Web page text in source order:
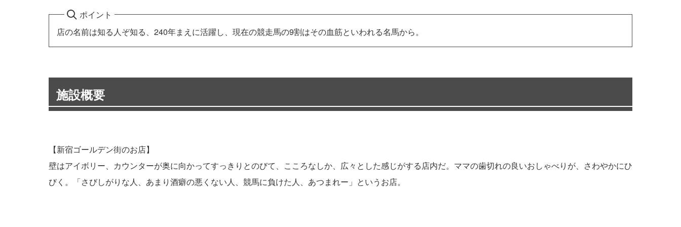
ポイント
店の名前は知る人ぞ知る、240年まえに活躍し、現在の競走馬の9割はその血筋といわれる名馬から。
施設概要
【新宿ゴールデン街のお店】
壁はアイボリー、カウンターが奥に向かってすっきりとのびて、こころなしか、広々とした感じがする店内だ。ママの歯切れの良いおしゃべりが、さわやかにひ
びく。「さびしがりな人、あまり酒癖の悪くない人、競馬に負けた人、あつまれー」というお店。